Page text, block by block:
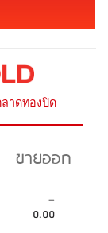
าดทองปิด
ขายออก
-
0.00